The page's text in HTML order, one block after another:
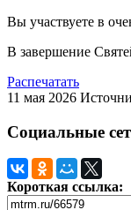
Вы участвуете в
В завершение
Распечатать
11 мая 2026
Социальные
Короткая ссылка: